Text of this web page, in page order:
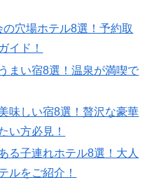
穴場ホテル8選！予約取
イド！
まい宿8選！温泉が満喫で
味しい宿8選！贅沢な豪華
い方必見！
る子連れホテル8選！大人
ルをご紹介！